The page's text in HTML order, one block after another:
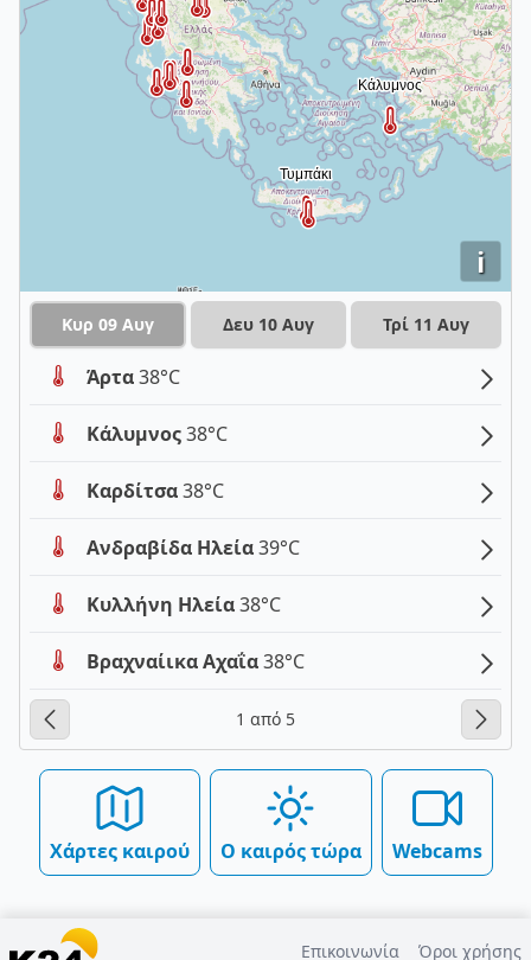
i
Κυρ 09 Αυγ Δευ 10 Αυγ Τρί 11 Αυγ
Άρτα38°C
Κάλυμνος38°C
Καρδίτσα38°C
Ανδραβίδα Ηλεία39°C
Κυλλήνη Ηλεία38°C
Βραχναίικα Αχαΐα38°C
1 από 5
Χάρτες καιρού Ο καιρός τώρα Webcams
Επικοινωνία Όροι χρήσης